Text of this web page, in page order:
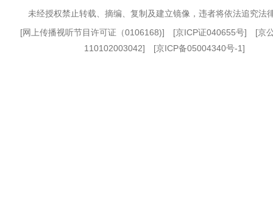
未经授权禁止转载、摘编、复制及建立镜像，违者将依法追究法
[网上传播视听节目许可证（0106168)] [京ICP证040655号] [京
110102003042] [京ICP备05004340号-1]